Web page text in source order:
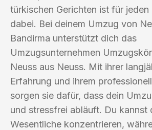
türkischen Gerichten ist für jeden
dabei. Bei deinem Umzug von
Bandirma unterstützt dich das
Umzugsunternehmen
Neuss aus Neuss. Mit ihrer
Erfahrung und ihrem
sorgen sie dafür, dass dein
und stressfrei abläuft. Du kannst
Wesentliche konzentrieren,